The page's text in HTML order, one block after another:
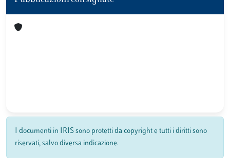
I documenti in IRIS sono protetti da copyright e tutti i diritti sono
riservati, salvo diversa indicazione.